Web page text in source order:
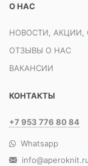
О НАС
НОВОСТИ, АКЦИИ,
ОТЗЫВЫ О НАС
ВАКАНСИИ
КОНТАКТЫ
+7 953 776 80 84
Whatsapp